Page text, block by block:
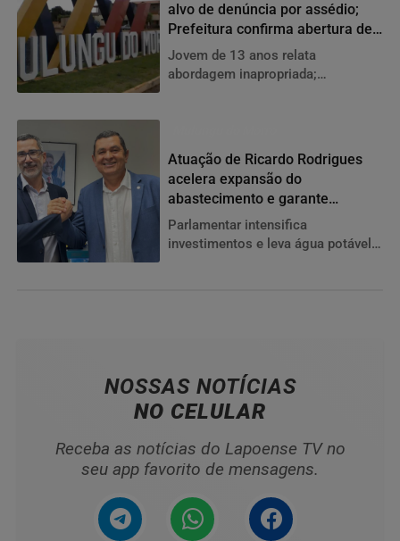
alvo de denúncia por assédio;
Prefeitura confirma abertura de
procedimento administrativo
Jovem de 13 anos relata
abordagem inapropriada;
Atuação de Ricardo Rodrigues
acelera expansão do
abastecimento e garante
segurança hídrica a famílias de
Mulungu do Morro
Parlamentar intensifica
investimentos e leva água potável a
NOSSAS NOTÍCIAS
NO CELULAR
Receba as notícias do Lapoense TV no
seu app favorito de mensagens.